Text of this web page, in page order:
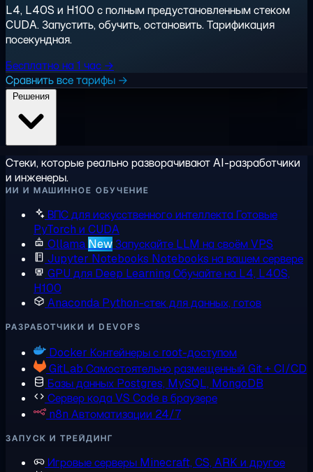
L4, L40S и H100 с полным предустановленным стеком
CUDA. Запустить, обучить, остановить. Тарификация
посекундная.
Бесплатно на 1 час →
Сравнить все тарифы →
Стеки, которые реально разворачивают AI-разработчики
и инженеры.
ИИ И МАШИННОЕ ОБУЧЕНИЕ
ВПС для искусственного интеллектаГотовые
PyTorch и CUDA
Ollama NewЗапускайте LLM на своём VPS
Jupyter Notebooks Notebooks на вашем сервере
GPU для Deep Learning Обучайте на L4, L40S,
H100
Anaconda Python-стек для данных, готов
РАЗРАБОТЧИКИ И DEVOPS
Docker Контейнеры с root-доступом
GitLab Самостоятельно размещенный Git + CI/CD
Базы данных Postgres, MySQL, MongoDB
Сервер кодаVS Code в браузере
n8n Автоматизации 24/7
ЗАПУСК И ТРЕЙДИНГ
Игровые серверы Minecraft, CS, ARK и другое